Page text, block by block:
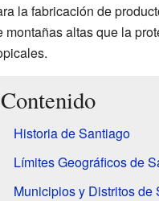
la fabricación de
montañas altas que la
Contenido
Historia de Santiago
Límites Geográficos de
Municipios y Distritos de